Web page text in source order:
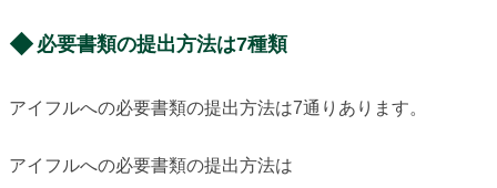
必要書類の提出方法は7種類
アイフルへの必要書類の提出方法は7通りあります。
アイフルへの必要書類の提出方法は